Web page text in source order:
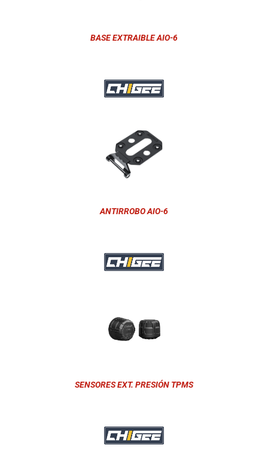
BASE EXTRAIBLE AIO-6
ANTIRROBO AIO-6
SENSORES EXT. PRESIÓN TPMS